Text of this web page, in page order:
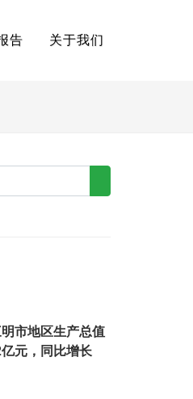
告 关于我们
市地区生产总值
亿元，同比增长